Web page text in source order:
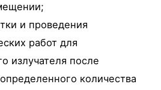
и проведения
работ для
излучателя после
количества